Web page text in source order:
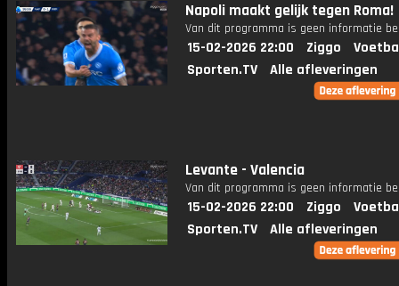
Napoli maakt gelijk tegen Roma!
Van dit programma is geen informatie
15-02-2026 22:00 Ziggo
Sporten.TV
Alle afleveringen
Levante - Valencia
Van dit programma is geen informatie
15-02-2026 22:00 Ziggo
Sporten.TV
Alle afleveringen